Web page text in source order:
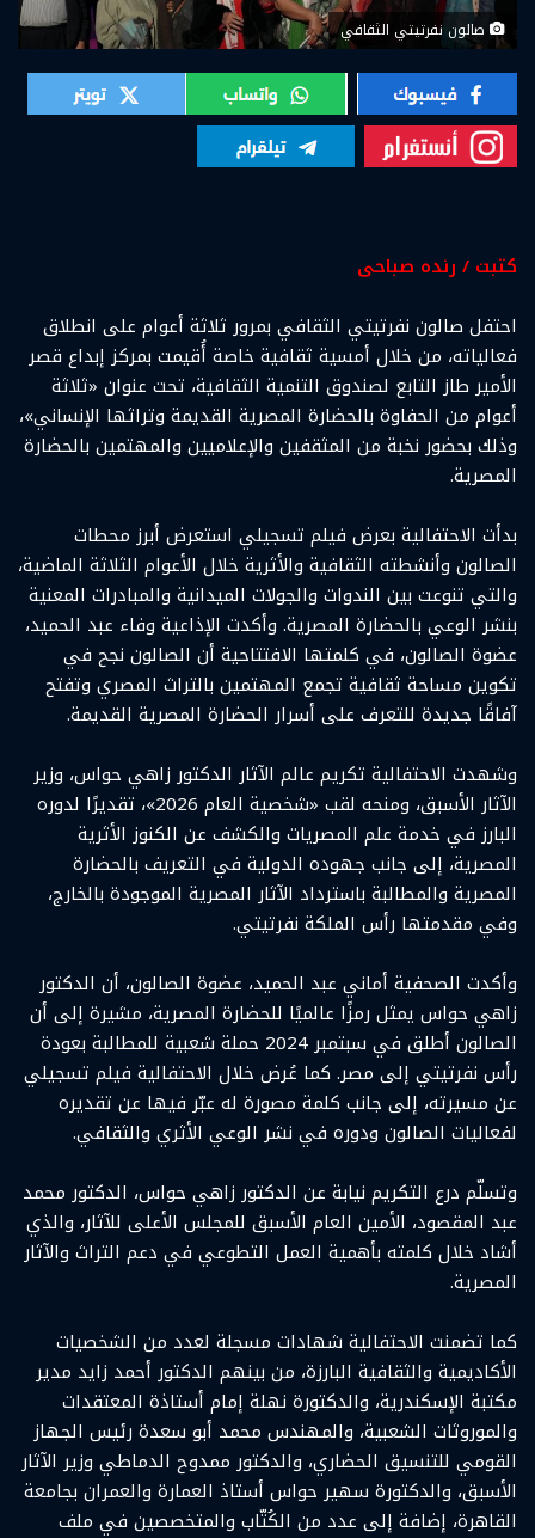
صالون نفرتيتي الثقافي
كتبت / رنده صباحى
احتفل صالون نفرتيتي الثقافي بمرور ثلاثة أعوام على انطلاق
فعالياته، من خلال أمسية ثقافية خاصة أُقيمت بمركز إبداع قصر
الأمير طاز التابع لصندوق التنمية الثقافية، تحت عنوان «ثلاثة
أعوام من الحفاوة بالحضارة المصرية القديمة وتراثها الإنساني»،
وذلك بحضور نخبة من المثقفين والإعلاميين والمهتمين بالحضارة
المصرية.
بدأت الاحتفالية بعرض فيلم تسجيلي استعرض أبرز محطات
الصالون وأنشطته الثقافية والأثرية خلال الأعوام الثلاثة الماضية،
والتي تنوعت بين الندوات والجولات الميدانية والمبادرات المعنية
بنشر الوعي بالحضارة المصرية. وأكدت الإذاعية وفاء عبد الحميد،
عضوة الصالون، في كلمتها الافتتاحية أن الصالون نجح في
تكوين مساحة ثقافية تجمع المهتمين بالتراث المصري وتفتح
آفاقًا جديدة للتعرف على أسرار الحضارة المصرية القديمة.
وشهدت الاحتفالية تكريم عالم الآثار الدكتور زاهي حواس، وزير
الآثار الأسبق، ومنحه لقب «شخصية العام 2026»، تقديرًا لدوره
البارز في خدمة علم المصريات والكشف عن الكنوز الأثرية
المصرية، إلى جانب جهوده الدولية في التعريف بالحضارة
المصرية والمطالبة باسترداد الآثار المصرية الموجودة بالخارج،
وفي مقدمتها رأس الملكة نفرتيتي.
وأكدت الصحفية أماني عبد الحميد، عضوة الصالون، أن الدكتور
زاهي حواس يمثل رمزًا عالميًا للحضارة المصرية، مشيرة إلى أن
الصالون أطلق في سبتمبر 2024 حملة شعبية للمطالبة بعودة
رأس نفرتيتي إلى مصر. كما عُرض خلال الاحتفالية فيلم تسجيلي
عن مسيرته، إلى جانب كلمة مصورة له عبّر فيها عن تقديره
لفعاليات الصالون ودوره في نشر الوعي الأثري والثقافي.
وتسلّم درع التكريم نيابة عن الدكتور زاهي حواس، الدكتور محمد
عبد المقصود، الأمين العام الأسبق للمجلس الأعلى للآثار، والذي
أشاد خلال كلمته بأهمية العمل التطوعي في دعم التراث والآثار
المصرية.
كما تضمنت الاحتفالية شهادات مسجلة لعدد من الشخصيات
الأكاديمية والثقافية البارزة، من بينهم الدكتور أحمد زايد مدير
مكتبة الإسكندرية، والدكتورة نهلة إمام أستاذة المعتقدات
والموروثات الشعبية، والمهندس محمد أبو سعدة رئيس الجهاز
القومي للتنسيق الحضاري، والدكتور ممدوح الدماطي وزير الآثار
الأسبق، والدكتورة سهير حواس أستاذ العمارة والعمران بجامعة
القاهرة، إضافة إلى عدد من الكُتّاب والمتخصصين في ملف